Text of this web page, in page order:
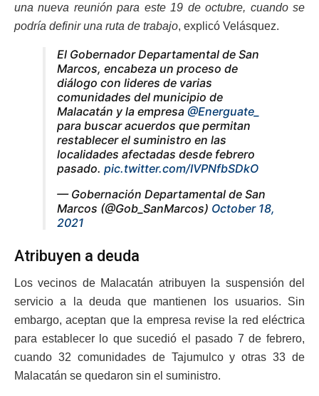
una nueva reunión para este 19 de octubre, cuando se
podría definir una ruta de trabajo, explicó Velásquez.
El Gobernador Departamental de San
Marcos, encabeza un proceso de
diálogo con lideres de varias
comunidades del municipio de
Malacatán y la empresa @Energuate_
para buscar acuerdos que permitan
restablecer el suministro en las
localidades afectadas desde febrero
pasado. pic.twitter.com/IVPNfbSDkO
— Gobernación Departamental de San
Marcos (@Gob_SanMarcos) October 18,
2021
Atribuyen a deuda
Los vecinos de Malacatán atribuyen la suspensión del
servicio a la deuda que mantienen los usuarios. Sin
embargo, aceptan que la empresa revise la red eléctrica
para establecer lo que sucedió el pasado 7 de febrero,
cuando 32 comunidades de Tajumulco y otras 33 de
Malacatán se quedaron sin el suministro.